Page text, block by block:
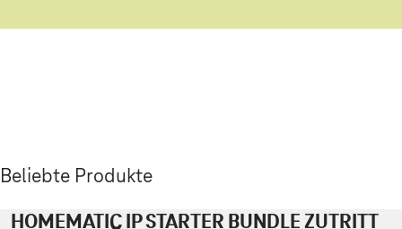
Beliebte Produkte
HOMEMATIC IP STARTER BUNDLE ZUTRITT